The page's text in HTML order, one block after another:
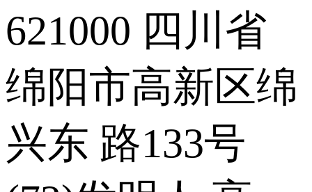
621000 四川省
绵阳市高新区绵
兴东 路133号